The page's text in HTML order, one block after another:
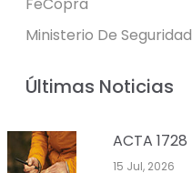
Ministerio De Seguridad
Últimas Noticias
ACTA 1728
15 Jul, 2026